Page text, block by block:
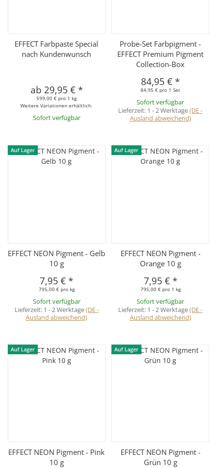
EFFECT Farbpaste Special
nach Kundenwunsch
ab 29,95 € *
599,00 € pro 1 kg
Weitere Variationen erhältlich.
Sofort verfügbar
Probe-Set Farbpigment -
EFFECT Premium Pigment
Collection-Box
84,95 € *
84,95 € pro 1 Set
Sofort verfügbar
Lieferzeit: 1 - 2 Werktage(DE -
Ausland abweichend)
Auf Lager
EFFECT NEON Pigment - Gelb
10 g
7,95 € *
795,00 € pro kg
Sofort verfügbar
Lieferzeit: 1 - 2 Werktage(DE -
Ausland abweichend)
Auf Lager
EFFECT NEON Pigment -
Orange 10 g
7,95 € *
795,00 € pro 1 kg
Sofort verfügbar
Lieferzeit: 1 - 2 Werktage(DE -
Ausland abweichend)
Auf Lager
EFFECT NEON Pigment - Pink
10 g
Auf Lager
EFFECT NEON Pigment -
Grün 10 g